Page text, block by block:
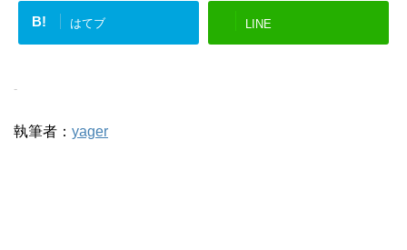
B! はてブ LINE
-
執筆者： yager